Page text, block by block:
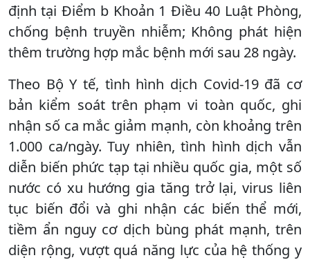
định tại Điểm b Khoản 1 Điều 40 Luật Phòng,
chống bệnh truyền nhiễm; Không phát hiện
thêm trường hợp mắc bệnh mới sau 28 ngày.
Theo Bộ Y tế, tình hình dịch Covid-19 đã cơ
bản kiểm soát trên phạm vi toàn quốc, ghi
nhận số ca mắc giảm mạnh, còn khoảng trên
1.000 ca/ngày. Tuy nhiên, tình hình dịch vẫn
diễn biến phức tạp tại nhiều quốc gia, một số
nước có xu hướng gia tăng trở lại, virus liên
tục biến đổi và ghi nhận các biến thể mới,
tiềm ẩn nguy cơ dịch bùng phát mạnh, trên
diện rộng, vượt quá năng lực của hệ thống y